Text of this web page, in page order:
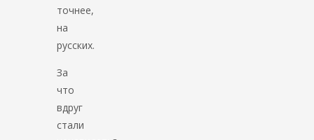
точнее,
на
русских.
За
что
вдруг
стали